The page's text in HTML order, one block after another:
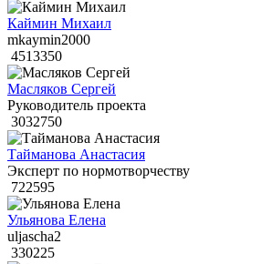
Каймин Михаил
mkaymin2000
4513350
Масляков Сергей
Руководитель проекта
3032750
Тайманова Анастасия
Эксперт по нормотворчеству
722595
Ульянова Елена
uljascha2
330225